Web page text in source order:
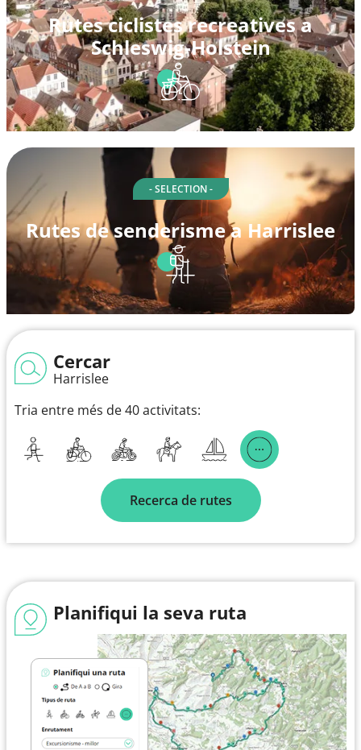
Rutes ciclistes recreatives a
Schleswig-Holstein
- SELECTION -
Rutes de senderisme a Harrislee
Cercar
Harrislee
Tria entre més de 40 activitats:
Recerca de rutes
Planifiqui la seva ruta